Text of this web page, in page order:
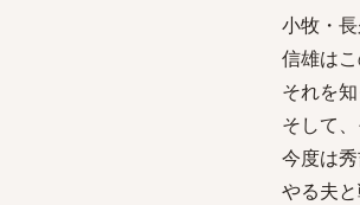
小牧・
信雄は
それを
そして
今度は
やる夫